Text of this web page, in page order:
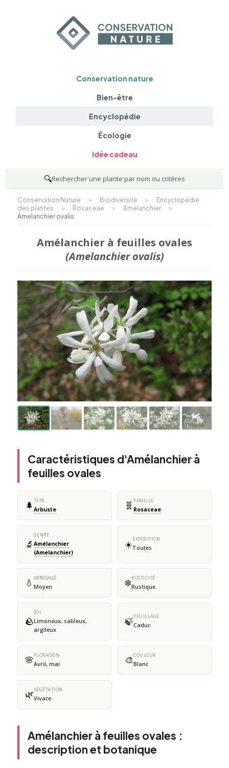
Conservation nature
Bien-être
Encyclopédie
Écologie
Idée cadeau
🔍Rechercher une plante par nom ou critères
Conservation Nature > Biodiversité >
Encyclopédie
des plantes
> Rosaceae > Amelanchier
>
Amelanchier ovalis
Amélanchier à feuilles ovales
(Amelanchier ovalis)
Caractéristiques d'Amélanchier à
feuilles ovales
🌲 TYPE
Arbuste 🧬 FAMILLE
Rosaceae
🔬
GENRE
Amélanchier
(Amelanchier)
☀️EXPOSITION
Toutes
💧 ARROSAGE
Moyen ❄️RUSTICITÉ
Rustique
🪨
SOL
Limoneux, sableux,
argileux
🍃FEUILLAGE
Caduc
🌸 FLORAISON
Avril, mai 🎨COULEUR
Blanc
🌿VÉGÉTATION
Vivace
Amélanchier à feuilles ovales :
description et botanique